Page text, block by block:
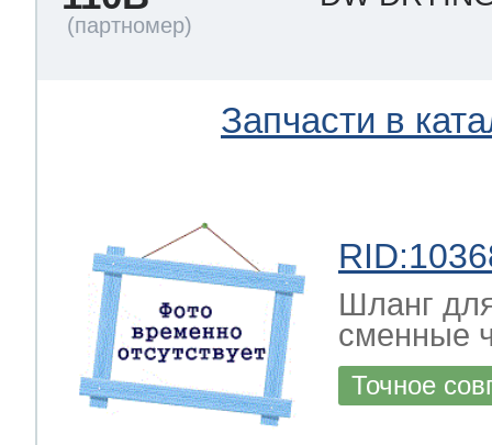
Запчасти в
Шланг
сменные
Точное